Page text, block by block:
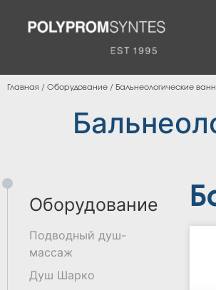
Главная / Оборудование / Бальнеологические
Оборудование
Подводный душ-
массаж
Душ Шарко